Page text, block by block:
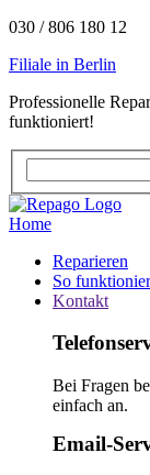
030 / 806 180 12
Filiale in Berlin
Professionelle
funktioniert!
Home
Reparieren
So
Kontakt
Bei Fragen
einfach an.
Email-